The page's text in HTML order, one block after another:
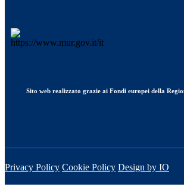
Sito web realizzato grazie ai Fondi europei della
Privacy Policy Cookie Policy Design by IO